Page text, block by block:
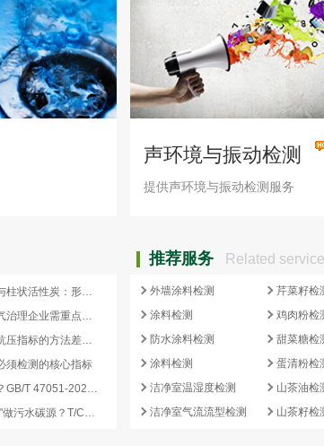
声环境与振动检测
提供声环境与振动检测服务
推荐服务 Related service
蜂窝活性炭、颗粒活性炭与柱状活性炭：形态差异与检测重点对照
蜂窝活性炭检测指南：废气治理企业需重点关注的5项核心指标
活性炭强度检测：耐磨与抗压指标的方法差异及验收意义
须检测的核心指标
再生炭出厂必检哪些项目？GB/T 47051-2026 再生活性炭检测清单这样列
副产浓缩液如何"变废为宝"做污水碳源？T/CCEIA 0006-2026 核心解读
外墙涂料检测
涂料检测
防水涂料检测
涂料检测
洁净室温湿度检测
洁净室气流流型检测
芹菜籽检
鸡肉粉检
甜菜糖检
蛋清粉检
山茶油检
山茶籽检